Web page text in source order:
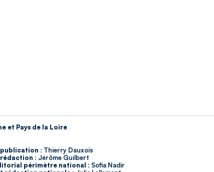
et Pays de la Loire
: Thierry Dauxois
: Jérôme Guilbert
périmètre national : Sofia Nadir